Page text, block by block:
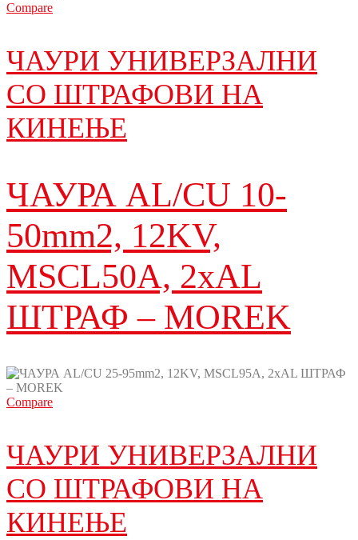
Compare
ЧАУРИ УНИВЕРЗАЛНИ
СО ШТРАФОВИ НА
КИНЕЊЕ
ЧАУРА AL/CU 10-
50mm2, 12KV,
MSCL50A, 2xAL
ШТРАФ – MOREK
Compare
ЧАУРИ УНИВЕРЗАЛНИ
СО ШТРАФОВИ НА
КИНЕЊЕ